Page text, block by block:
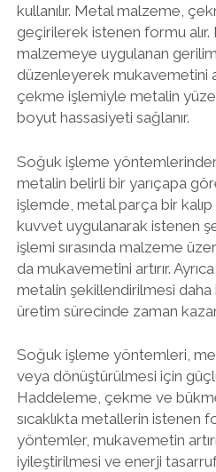
kullanılır. Metal malzeme,
geçirilerek istenen formu alır.
malzemeye uygulanan
düzenleyerek mukavemetini
çekme işlemiyle metalin
boyut hassasiyeti sağlanır.
Soğuk işleme
metalin belirli bir yarıçapa
işlemde, metal parça bir
kuvvet uygulanarak istenen
işlemi sırasında malzeme
da mukavemetini artırır.
metalin şekillendirilmesi
üretim sürecinde zaman
Soğuk işleme yöntemleri,
veya dönüştürülmesi için
Haddeleme, çekme ve
sıcaklıkta metallerin istenen
yöntemler, mukavemetin
iyileştirilmesi ve enerji